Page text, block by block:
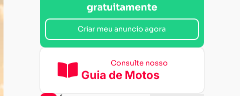
gratuitamente
Criar meu anuncio agora
Consulte nosso
Guia de Motos